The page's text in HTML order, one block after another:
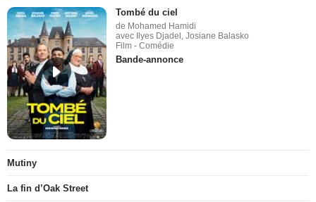
Tombé du ciel
de Mohamed Hamidi
avec Ilyes Djadel, Josiane Balasko
Film - Comédie
Bande-annonce
Mutiny
La fin d’Oak Street